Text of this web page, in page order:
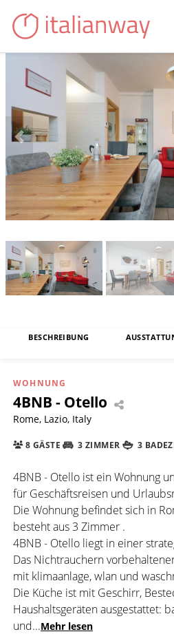
BESCHREIBUNG
WOHNUNG
4BNB - Otello
Rome, Lazio, Italy
8 GÄSTE 3 ZIMMER 3
4BNB - Otello ist ein Wohnung
für Geschäftsreisen und
Die Wohnung befindet sich in
besteht aus 3 Zimmer .
4BNB - Otello liegt in einer
Das Nichtrauchern
mit klimaanlage, wlan und
Die Küche ist mit Geschirr,
Haushaltsgeräten ausgestattet:
und...Mehr lesen